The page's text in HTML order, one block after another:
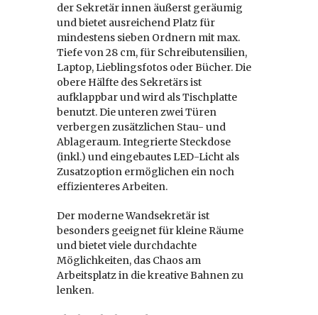
der Sekretär innen äußerst geräumig
und bietet ausreichend Platz für
mindestens sieben Ordnern mit max.
Tiefe von 28 cm, für Schreibutensilien,
Laptop, Lieblingsfotos oder Bücher. Die
obere Hälfte des Sekretärs ist
aufklappbar und wird als Tischplatte
benutzt. Die unteren zwei Türen
verbergen zusätzlichen Stau- und
Ablageraum. Integrierte Steckdose
(inkl.) und eingebautes LED-Licht als
Zusatzoption ermöglichen ein noch
effizienteres Arbeiten.
Der moderne Wandsekretär ist
besonders geeignet für kleine Räume
und bietet viele durchdachte
Möglichkeiten, das Chaos am
Arbeitsplatz in die kreative Bahnen zu
lenken.